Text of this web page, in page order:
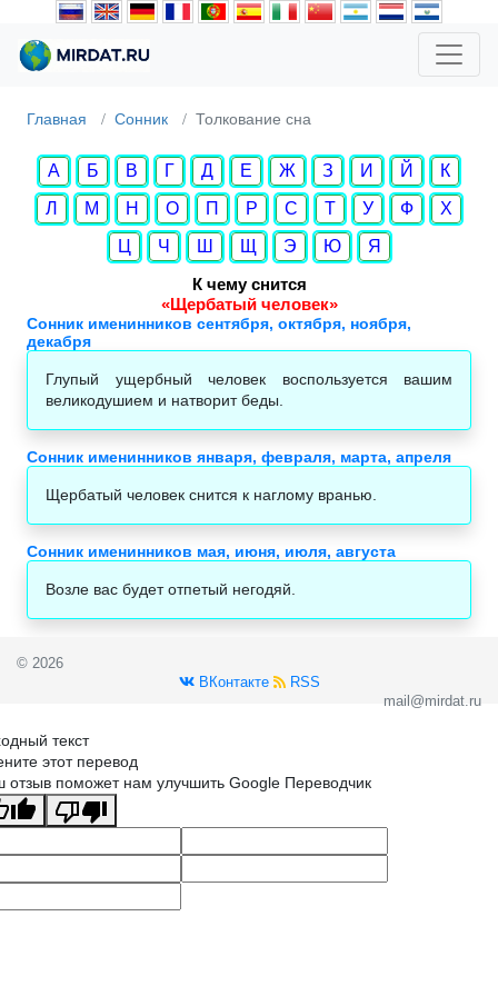
Главная Сонник Толкование сна
А Б В Г Д Е Ж З И Й
К
Л
М Н О П Р С Т У Ф
Х
Ц
Ч Ш Щ Э Ю
Я
К чему снится
«Щербатый человек»
Сонник именинников сентября, октября, ноября,
декабря
Глупый ущербный человек воспользуется вашим
великодушием и натворит беды.
Сонник именинников января, февраля, марта, апреля
Щербатый человек снится к наглому вранью.
Сонник именинников мая, июня, июля, августа
Возле вас будет отпетый негодяй.
© 2026
ВКонтакте
RSS
mail@mirdat.ru
текст
этот перевод
отзыв поможет нам улучшить Google Переводчик